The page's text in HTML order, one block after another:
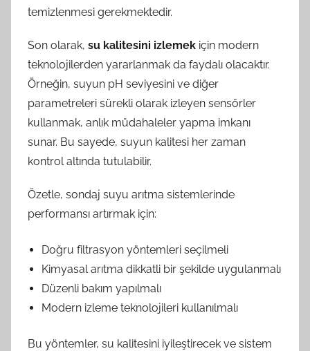
temizlenmesi gerekmektedir.
Son olarak, su kalitesini izlemek için modern
teknolojilerden yararlanmak da faydalı olacaktır.
Örneğin, suyun pH seviyesini ve diğer
parametreleri sürekli olarak izleyen sensörler
kullanmak, anlık müdahaleler yapma imkanı
sunar. Bu sayede, suyun kalitesi her zaman
kontrol altında tutulabilir.
Özetle, sondaj suyu arıtma sistemlerinde
performansı artırmak için:
Doğru filtrasyon yöntemleri seçilmeli
Kimyasal arıtma dikkatli bir şekilde uygulanmalı
Düzenli bakım yapılmalı
Modern izleme teknolojileri kullanılmalı
Bu yöntemler, su kalitesini iyileştirecek ve sistem